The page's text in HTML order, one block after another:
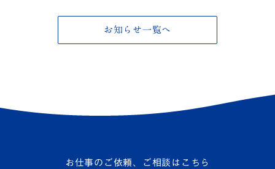
お知らせ一覧へ
お仕事のご依頼、ご相談はこちら